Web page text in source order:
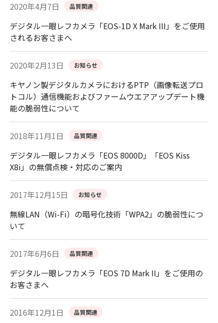
2020年4月7日 品質関連
デジタル一眼レフカメラ「EOS-1D X Mark III」をご使用
されるお客さまへ
2020年2月13日 お知らせ
キヤノン製デジタルカメラにおけるPTP（画像転送プロ
トコル）通信機能およびファームウエアアップデート機
能の脆弱性について
2018年11月1日 品質関連
デジタル一眼レフカメラ「EOS 8000D」「EOS Kiss
X8i」の無償点検・対応のご案内
2017年12月15日 お知らせ
無線LAN（Wi-Fi）の暗号化技術「WPA2」の脆弱性につ
いて
2017年6月6日 品質関連
デジタル一眼レフカメラ「EOS 7D Mark II」をご使用の
お客さまへ
2016年12月1日 品質関連